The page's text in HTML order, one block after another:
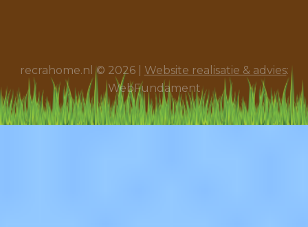
recrahome.nl © 2026 | Website realisatie & advies:
WebFundament